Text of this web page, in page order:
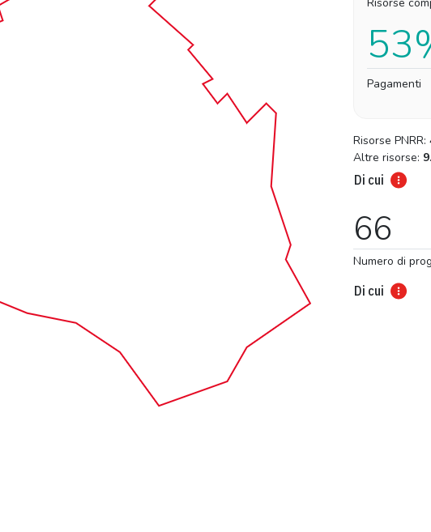
Risorse
Pagamenti
Risorse PNRR:
Altre risorse:
Di cui
66
Numero di
Di cui